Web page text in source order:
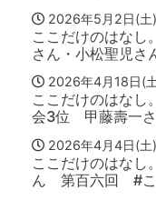
2026年5月2日(土)
ここだけのはな
さん・小松聖児
2026年4月18日(
ここだけのはな
会3位 甲藤壽一
2026年4月4日(土)
ここだけのはな
ん 第百六回 #こ